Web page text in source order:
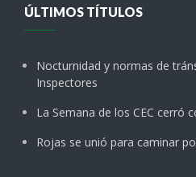
ÚLTIMOS TÍTULOS
Nocturnidad y normas de
Inspectores
La Semana de los CEC cerró
Rojas se unió para caminar